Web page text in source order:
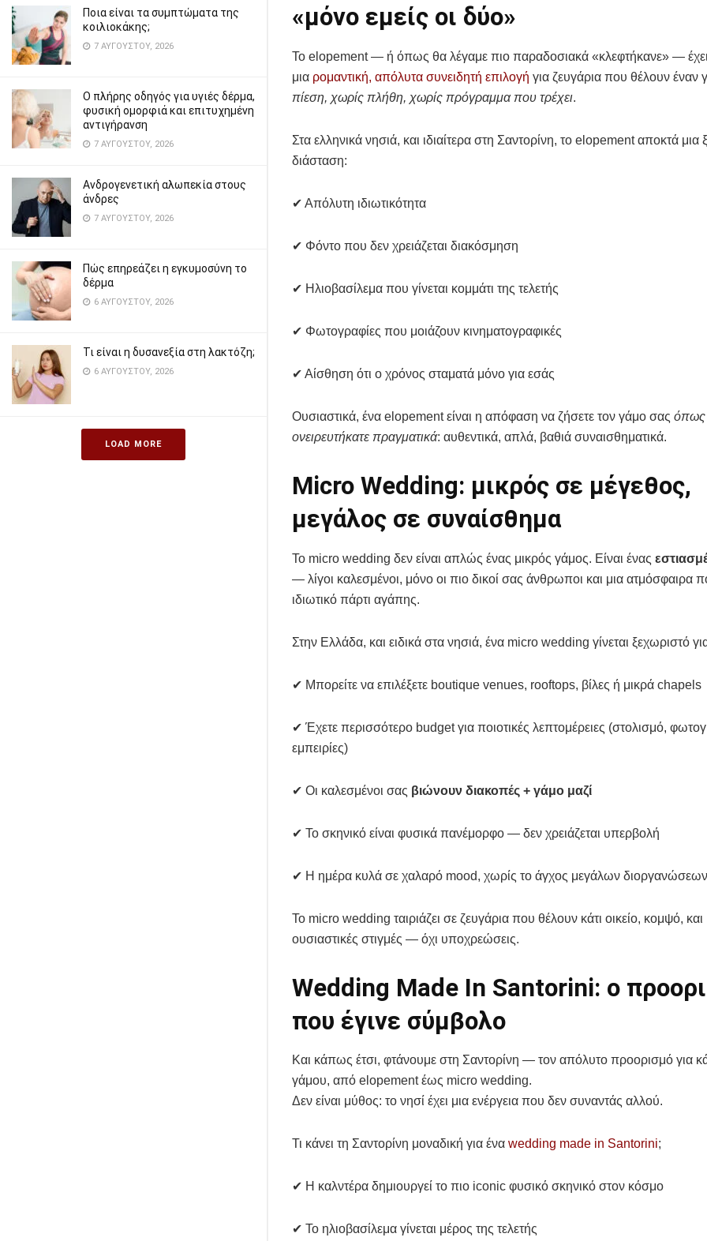
Ποια είναι τα συμπτώματα της
κοιλιοκάκης;
7 ΑΥΓΟΎΣΤΟΥ, 2026
Ο πλήρης οδηγός για υγιές δέρμα,
φυσική ομορφιά και επιτυχημένη
αντιγήρανση
7 ΑΥΓΟΎΣΤΟΥ, 2026
Ανδρογενετική αλωπεκία στους
άνδρες
7 ΑΥΓΟΎΣΤΟΥ, 2026
Πώς επηρεάζει η εγκυμοσύνη το
δέρμα
6 ΑΥΓΟΎΣΤΟΥ, 2026
Τι είναι η δυσανεξία στη λακτόζη;
6 ΑΥΓΟΎΣΤΟΥ, 2026
LOAD MORE
«μόνο εμείς οι δύο»
Το elopement — ή όπως θα λέγαμε πιο παραδοσιακά «κλεφτήκανε» — έχει
μια ρομαντική, απόλυτα συνειδητή επιλογή για ζευγάρια που θέλουν έναν
πίεση, χωρίς πλήθη, χωρίς πρόγραμμα που τρέχει.
Στα ελληνικά νησιά, και ιδιαίτερα στη Σαντορίνη, το elopement αποκτά μια
διάσταση:
✔ Απόλυτη ιδιωτικότητα
✔ Φόντο που δεν χρειάζεται διακόσμηση
✔ Ηλιοβασίλεμα που γίνεται κομμάτι της τελετής
✔ Φωτογραφίες που μοιάζουν κινηματογραφικές
✔ Αίσθηση ότι ο χρόνος σταματά μόνο για εσάς
Ουσιαστικά, ένα elopement είναι η απόφαση να ζήσετε τον γάμο σας όπως
ονειρευτήκατε πραγματικά: αυθεντικά, απλά, βαθιά συναισθηματικά.
Micro Wedding: μικρός σε μέγεθος,
μεγάλος σε συναίσθημα
Το micro wedding δεν είναι απλώς ένας μικρός γάμος. Είναι ένας
— λίγοι καλεσμένοι, μόνο οι πιο δικοί σας άνθρωποι και μια ατμόσφαιρα
ιδιωτικό πάρτι αγάπης.
Στην Ελλάδα, και ειδικά στα νησιά, ένα micro wedding γίνεται ξεχωριστό
✔ Μπορείτε να επιλέξετε boutique venues, rooftops, βίλες ή μικρά chapels
✔ Έχετε περισσότερο budget για ποιοτικές λεπτομέρειες (στολισμό,
εμπειρίες)
✔ Οι καλεσμένοι σας βιώνουν διακοπές + γάμο μαζί
✔ Το σκηνικό είναι φυσικά πανέμορφο — δεν χρειάζεται υπερβολή
✔ Η ημέρα κυλά σε χαλαρό mood, χωρίς το άγχος μεγάλων διοργανώσεων
Το micro wedding ταιριάζει σε ζευγάρια που θέλουν κάτι οικείο, κομψό, και
ουσιαστικές στιγμές — όχι υποχρεώσεις.
Wedding Made In Santorini: ο
που έγινε σύμβολο
Και κάπως έτσι, φτάνουμε στη Σαντορίνη — τον απόλυτο προορισμό για
γάμου, από elopement έως micro wedding.
Δεν είναι μύθος: το νησί έχει μια ενέργεια που δεν συναντάς αλλού.
Τι κάνει τη Σαντορίνη μοναδική για ένα wedding made in Santorini;
✔ Η καλντέρα δημιουργεί το πιο iconic φυσικό σκηνικό στον κόσμο
✔ Το ηλιοβασίλεμα γίνεται μέρος της τελετής